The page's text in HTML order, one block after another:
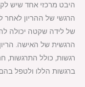
היבט מרכזי אחד שיש
הרגשי של ההריון לאחר
של לידה שקטה יכולה
הרגשית של האישה. הריון
רגשות, כולל התרגשות,
ברגשות הללו ולטפל